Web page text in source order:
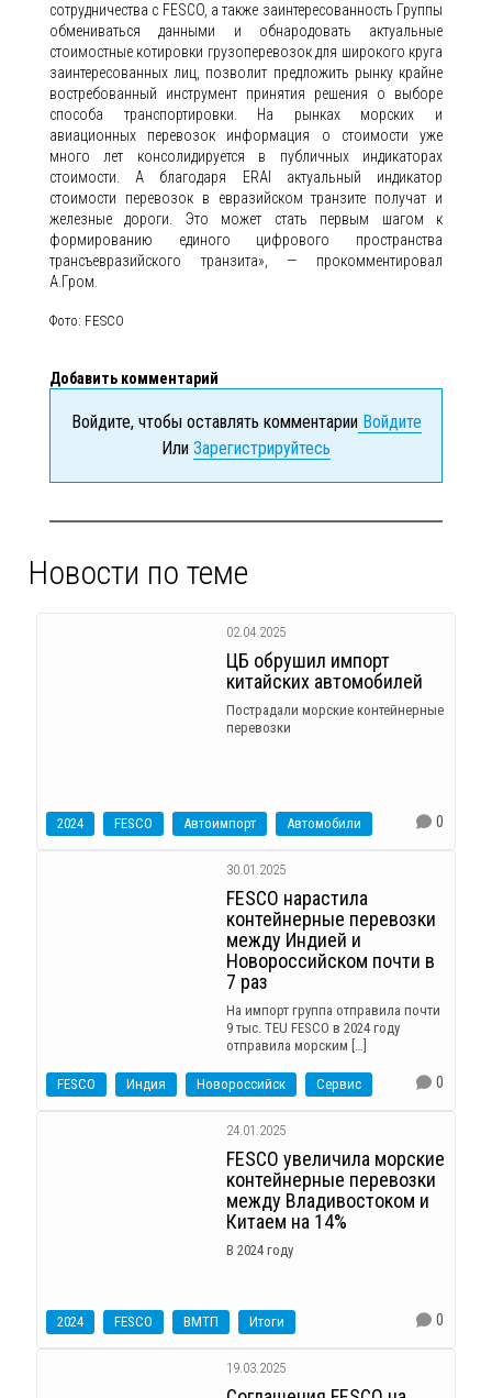
сотрудничества с FESCO, а также заинтересованность Группы
обмениваться данными и обнародовать актуальные
стоимостные котировки грузоперевозок для широкого круга
заинтересованных лиц, позволит предложить рынку крайне
востребованный инструмент принятия решения о выборе
способа транспортировки. На рынках морских и
авиационных перевозок информация о стоимости уже
много лет консолидируется в публичных индикаторах
стоимости. А благодаря ERAI актуальный индикатор
стоимости перевозок в евразийском транзите получат и
железные дороги. Это может стать первым шагом к
формированию единого цифрового пространства
трансъевразийского транзита», — прокомментировал
А.Гром.
Фото: FESCO
Добавить комментарий
Войдите, чтобы оставлять комментарииВойдите
Или Зарегистрируйтесь
Новости по теме
02.04.2025
ЦБ обрушил импорт
китайских автомобилей
Пострадали морские контейнерные
перевозки
2024 FESCO Автоимпорт Автомобили 0
30.01.2025
FESCO нарастила
контейнерные перевозки
между Индией и
Новороссийском почти в
7 раз
На импорт группа отправила почти
9 тыс. TEU FESCO в 2024 году
отправила морским […]
FESCO Индия Новороссийск Сервис 0
24.01.2025
FESCO увеличила морские
контейнерные перевозки
между Владивостоком и
Китаем на 14%
В 2024 году
2024 FESCO ВМТП Итоги 0
19.03.2025